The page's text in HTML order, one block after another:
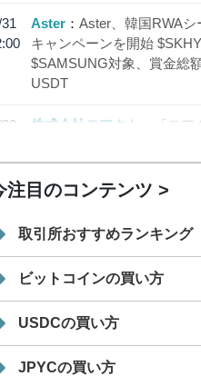
Aster
Aster、韓国RWAシ
キャンペーンを開始
$SAMSUNG対象、賞金総
USDT
株式会社モアクト
「モ
「 JPYC」を追加
てステーブルコイン「
説セミナーを開催
注目のコンテンツ
取引所おすすめランキング
ビットコインの買い方
USDCの買い方
JPYCの買い方